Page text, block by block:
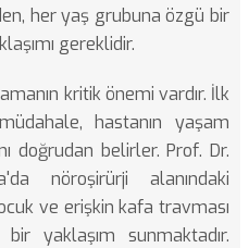
her yaş grubuna özgü bir
gereklidir.
kritik önemi vardır. İlk
hastanın yaşam
doğrudan belirler. Prof. Dr.
nöroşirürji alanındaki
ve erişkin kafa travması
yaklaşım sunmaktadır.